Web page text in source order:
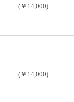
(￥14,000)
(￥14,000)